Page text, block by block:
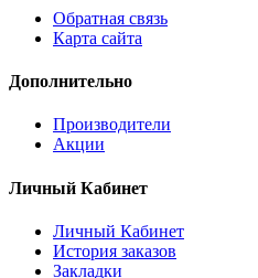
Обратная связь
Карта сайта
Дополнительно
Производители
Акции
Личный Кабинет
Личный Кабинет
История заказов
Закладки